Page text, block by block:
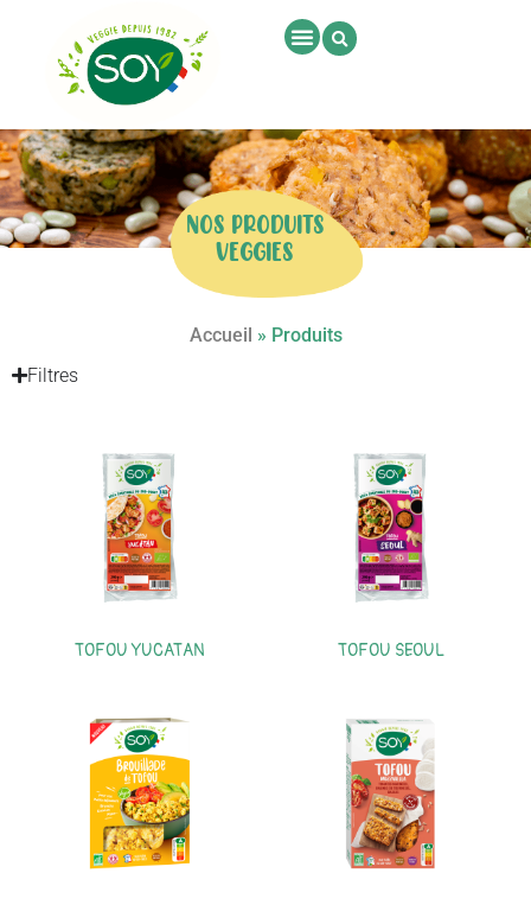
NOS PRODUITS
VEGGIES
Accueil » Produits
Filtres
TOFOU YUCATAN TOFOU SEOUL